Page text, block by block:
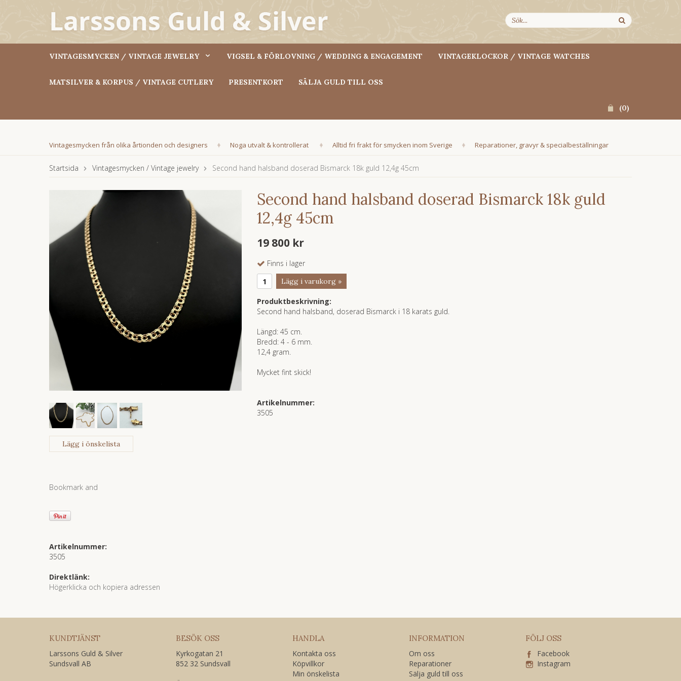
VINTAGESMYCKEN / VINTAGE JEWELRY VIGSEL & FÖRLOVNING / WEDDING & ENGAGEMENT VINTAGEKLOCKOR / VINTAGE WATCHES
MATSILVER & KORPUS / VINTAGE CUTLERY PRESENTKORT SÄLJA GULD TILL OSS
(0)
Vintagesmycken från olika årtionden och designers Noga utvalt & kontrollerat Alltid fri frakt för smycken inom Sverige Reparationer, gravyr & specialbeställningar
Startsida Vintagesmycken / Vintage jewelry Second hand halsband doserad Bismarck 18k guld 12,4g 45cm
Lägg i önskelista
Artikelnummer:
3505
Direktlänk:
Högerklicka och kopiera adressen
Second hand halsband doserad Bismarck 18k guld
12,4g 45cm
19 800 kr
Finns i lager
Lägg i varukorg »
Produktbeskrivning:
Second hand halsband, doserad Bismarck i 18 karats guld.
Längd: 45 cm.
Bredd: 4 - 6 mm.
12,4 gram.
Mycket fint skick!
Artikelnummer:
3505
KUNDTJÄNST
Larssons Guld & Silver
Sundsvall AB
BESÖK OSS
Kyrkogatan 21
852 32 Sundsvall
HANDLA
Kontakta oss
Köpvillkor
Min önskelista
INFORMATION
Om oss
Reparationer
Sälja guld till oss
FÖLJ OSS
Facebook
Instagram